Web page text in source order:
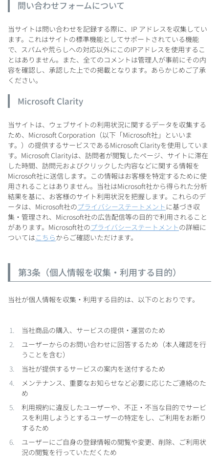
問い合わせフォームについて
当サイトは問い合わせを記録する際に、IP アドレスを収集してい
ます。これはサイトの標準機能としてサポートされている機能
で、スパムや荒らしへの対応以外にこのIPアドレスを使用するこ
とはありません。また、全てのコメントは管理人が事前にその内
容を確認し、承認した上での掲載となります。あらかじめご了承
ください。
Microsoft Clarity
当サイトは、ウェブサイトの利用状況に関するデータを収集する
ため、Microsoft Corporation（以下「Microsoft社」といいま
す。）の提供するサービスであるMicrosoft Clarityを使用していま
す。Microsoft Clarityは、訪問者が閲覧したページ、サイトに滞在
した時間、訪問元およびクリックした内容などに関する情報を
Microsoft社に送信します。この情報はお客様を特定するために使
用されることはありません。当社はMicrosoft社から得られた分析
結果を基に、お客様のサイト利用状況を把握します。これらのデ
ータは、Microsoft社のプライバシーステートメント に基づき収
集・管理され、Microsoft社の広告配信等の目的で利用されること
があります。Microsoft社のプライバシーステートメントの詳細に
ついてはこちらからご確認いただけます。
第3条（個人情報を収集・利用する目的）
当社が個人情報を収集・利用する目的は、以下のとおりです。
当社商品の購入、サービスの提供・運営のため
ユーザーからのお問い合わせに回答するため（本人確認を行
うことを含む）
当社が提供するサービスの案内を送付するため
メンテナンス、重要なお知らせなど必要に応じたご連絡のた
め
利用規約に違反したユーザーや、不正・不当な目的でサービ
スを利用しようとするユーザーの特定をし、ご利用をお断り
するため
ユーザーにご自身の登録情報の閲覧や変更、削除、ご利用状
況の閲覧を行っていただくため